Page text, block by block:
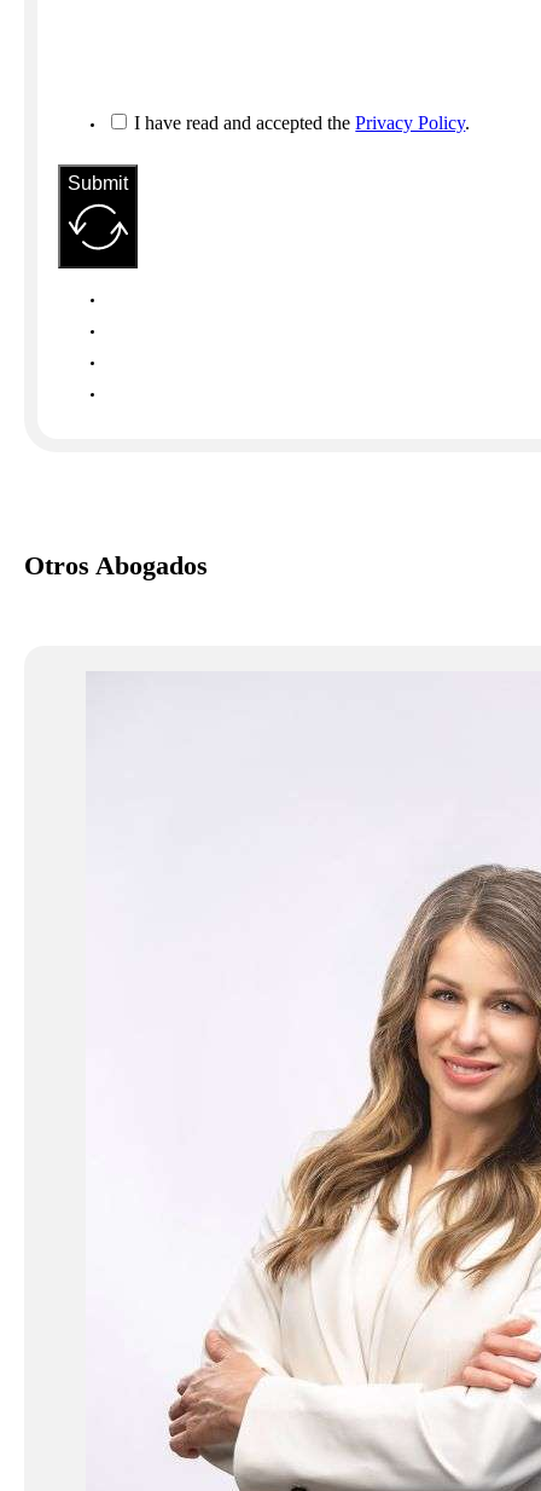
I have read and accepted thePrivacy Policy.
Submit
Otros Abogados